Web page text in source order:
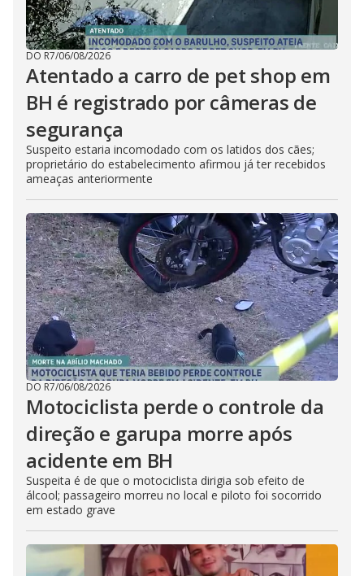
DO R7/06/08/2026
Atentado a carro de pet shop em
BH é registrado por câmeras de
segurança
Suspeito estaria incomodado com os latidos dos cães;
proprietário do estabelecimento afirmou já ter recebidos
ameaças anteriormente
DO R7/06/08/2026
Motociclista perde o controle da
direção e garupa morre após
acidente em BH
Suspeita é de que o motociclista dirigia sob efeito de
álcool; passageiro morreu no local e piloto foi socorrido
em estado grave